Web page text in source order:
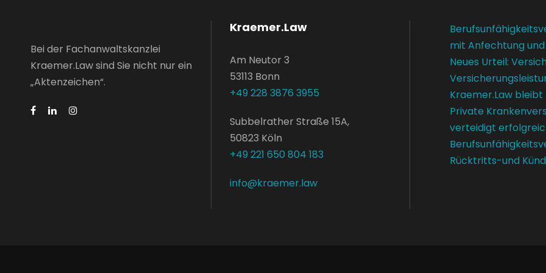
Bei der Fachanwaltskanzlei
Kraemer.Law sind Sie nicht nur ein
„Aktenzeichen“.
Kraemer.Law
Am Neutor 3
53113 Bonn
+49 228 3876 3955
Subbelrather Straße 15A,
50823 Köln
+49 221 650 804 183
info@kraemer.law
mit Anfechtung
Neues Urteil:
Kraemer.Law bleibt
Private
verteidigt
Rücktritts-und